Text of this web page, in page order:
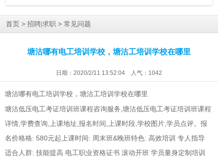
首页 > 招聘|求职 > 常见问题
塘沽哪有电工培训学校，塘沽工培训学校在哪里
日期：2020/2/11 13:52:04 人气： 1042
塘沽哪有电工培训学校 ，塘沽工培训学校在哪里
塘沽低压电工考证培训班课程咨询服务,塘沽低压电工考证培训班课程
详情,学费查询,上课地址,报名时间,上课时段,学校图片,学员点评。报
名价格格: 580元起上课时间: 周末班&晚班特色: 高效培训 专人指导
适合人群: 技能提高 电工职业资格证书 滚动开班 学员量身定制培训